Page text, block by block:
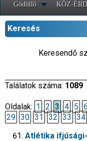
Gödöllő KÖZ-
Keresés
Keresendő
Találatok száma: 1089
Oldalak: 1 2 3 4 5 6
29 30 31 32 33 34
Atlétika